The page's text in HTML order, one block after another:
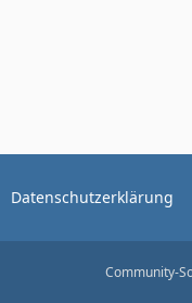
Datenschutzerklärung
Community-